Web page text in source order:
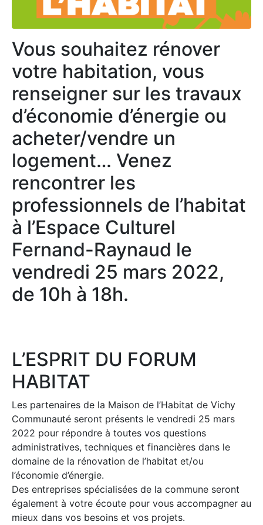
Vous souhaitez rénover
votre habitation, vous
renseigner sur les travaux
d’économie d’énergie ou
acheter/vendre un
logement… Venez
rencontrer les
professionnels de l’habitat
à l’Espace Culturel
Fernand-Raynaud le
vendredi 25 mars 2022,
de 10h à 18h.
L’ESPRIT DU FORUM
HABITAT
Les partenaires de la Maison de l’Habitat de Vichy
Communauté seront présents le vendredi 25 mars
2022 pour répondre à toutes vos questions
administratives, techniques et financières dans le
domaine de la rénovation de l’habitat et/ou
l’économie d’énergie.
Des entreprises spécialisées de la commune seront
également à votre écoute pour vous accompagner au
mieux dans vos besoins et vos projets.